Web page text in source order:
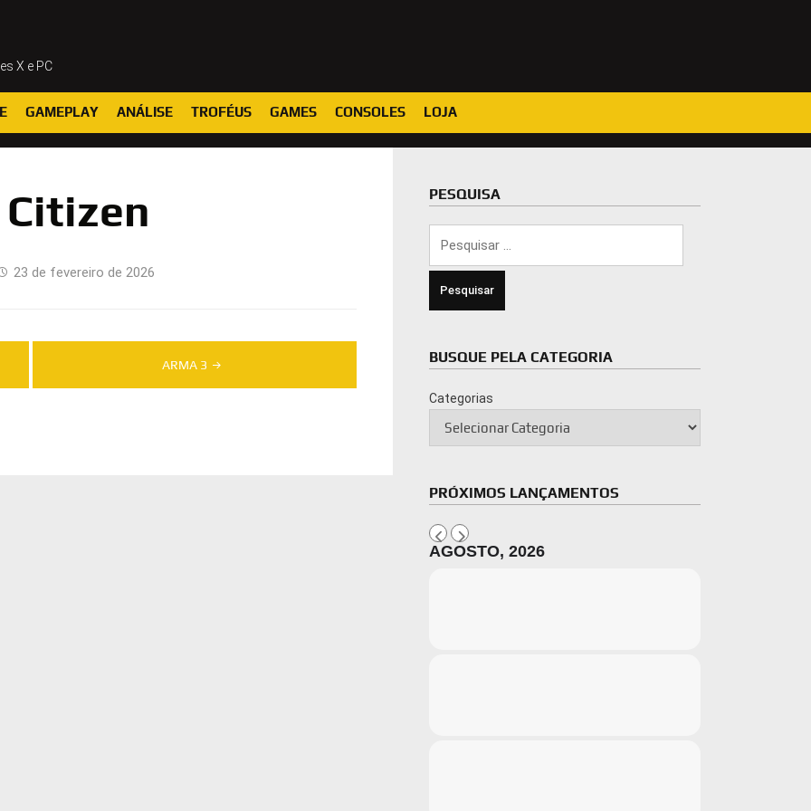
X e PC
GAMEPLAY ANÁLISE TROFÉUS GAMES CONSOLES LOJA
23 de fevereiro de 2026
ARMA 3
PESQUISA
BUSQUE PELA CATEGORIA
Categorias
PRÓXIMOS LANÇAMENTOS
AGOSTO, 2026